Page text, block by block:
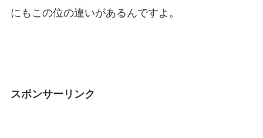
にもこの位の違いがあるんですよ。
スポンサーリンク